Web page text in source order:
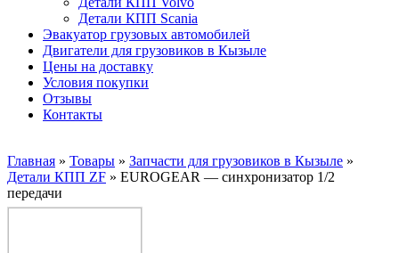
Детали КПП Scania
Эвакуатор грузовых автомобилей
Двигатели для грузовиков в Кызыле
Цены на доставку
Условия покупки
Отзывы
Контакты
Главная » Товары » Запчасти для грузовиков в Кызыле »
Детали КПП ZF » EUROGEAR — синхронизатор 1/2
передачи